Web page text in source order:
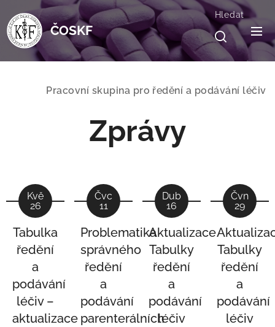
ČOSKF
Hledat
Pracovní skupina pro ředění a podávání léčiv
Zprávy
Kvě
26
Tabulka
ředění
a
podávání
léčiv –
aktualizace
Čvc
11
Problematika
správného
ředění
a
podávání
parenterálních
Dub
16
Aktualizace
Tabulky
ředění
a
podávání
léčiv
Čvn
29
Tabulky
ředění
a
podávání
léčiv